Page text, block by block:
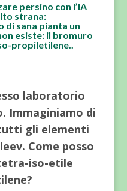
persino con l’IA
strana:
sana pianta un
esiste: il bromuro
propiletilene..
laboratorio
Immaginiamo di
gli elementi
Come posso
iso-etile